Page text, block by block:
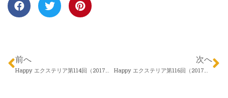
前へ
Happy エクステリア第114回（2017年12月14日）アイザックデザイン メリーガーデン 征矢野涼さん「最近のエクステリアのトレンド」
次へ
Happy エクステリア第116回（2017年12月28日）株式会社 アロウズガーデンデザイン 村田勇さん 「どんな業者に相談すればいいの？」